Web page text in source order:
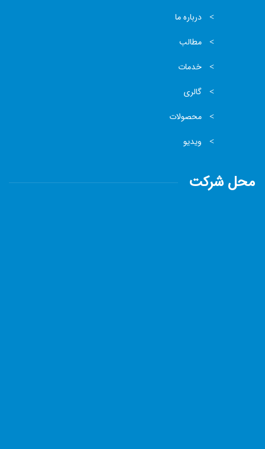
درباره ما
مطالب
خدمات
گالری
محصولات
ویدیو
محل شرکت